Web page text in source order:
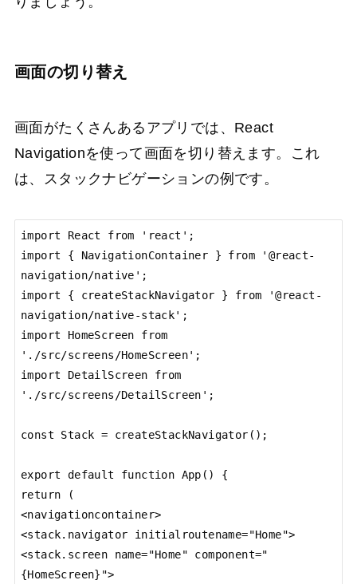
画面の切り替え
画面がたくさんあるアプリでは、React
Navigationを使って画面を切り替えます。これ
は、スタックナビゲーションの例です。
import React from 'react';
import { NavigationContainer } from '@react-
navigation/native';
import { createStackNavigator } from '@react-
navigation/native-stack';
import HomeScreen from
'./src/screens/HomeScreen';
import DetailScreen from
'./src/screens/DetailScreen';
const Stack = createStackNavigator();
export default function App() {
return (
<navigationcontainer>
<stack.navigator initialroutename="Home">
<stack.screen name="Home" component="
{HomeScreen}">